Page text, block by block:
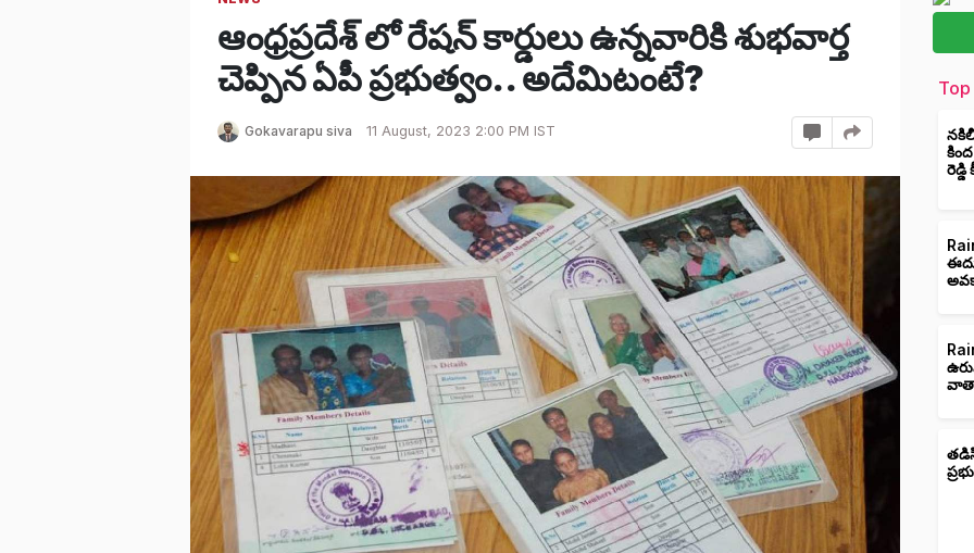
ఆంధ్రప్రదేశ్ లో రేషన్ కార్డులు ఉన్నవారికి శుభవార్త
చెప్పిన ఏపీ ప్రభుత్వం.. అదేమిటంటే?
Gokavarapu siva 11 August, 2023 2:00 PM IST
రెడ్డి